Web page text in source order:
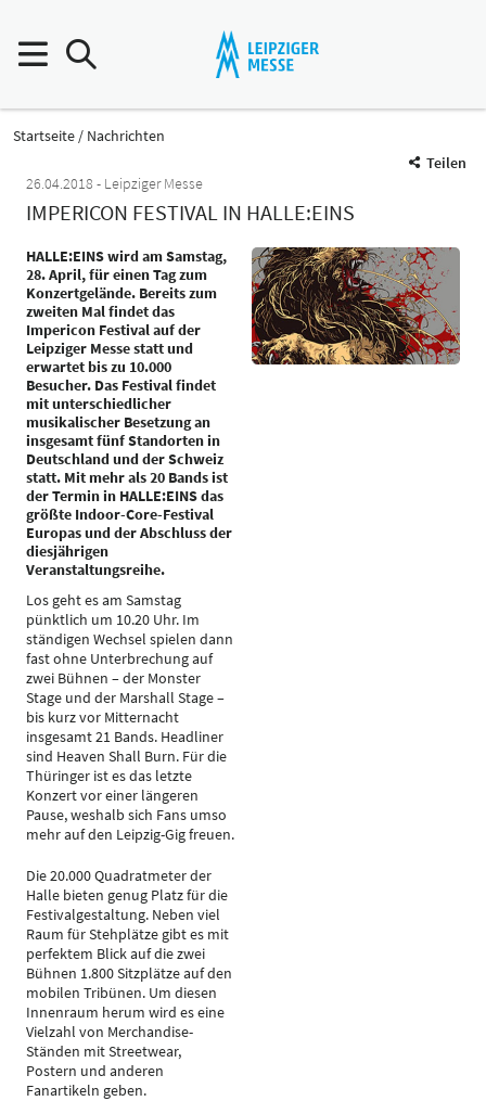
Startseite
Nachrichten
Teilen
26.04.2018
Leipziger Messe
IMPERICON FESTIVAL IN HALLE:EINS
HALLE:EINS wird am Samstag,
28. April, für einen Tag zum
Konzertgelände. Bereits zum
zweiten Mal findet das
Impericon Festival auf der
Leipziger Messe statt und
erwartet bis zu 10.000
Besucher. Das Festival findet
mit unterschiedlicher
musikalischer Besetzung an
insgesamt fünf Standorten in
Deutschland und der Schweiz
statt. Mit mehr als 20 Bands ist
der Termin in HALLE:EINS das
größte Indoor-Core-Festival
Europas und der Abschluss der
diesjährigen
Veranstaltungsreihe.
Los geht es am Samstag
pünktlich um 10.20 Uhr. Im
ständigen Wechsel spielen dann
fast ohne Unterbrechung auf
zwei Bühnen – der Monster
Stage und der Marshall Stage –
bis kurz vor Mitternacht
insgesamt 21 Bands. Headliner
sind Heaven Shall Burn. Für die
Thüringer ist es das letzte
Konzert vor einer längeren
Pause, weshalb sich Fans umso
mehr auf den Leipzig-Gig freuen.
Die 20.000 Quadratmeter der
Halle bieten genug Platz für die
Festivalgestaltung. Neben viel
Raum für Stehplätze gibt es mit
perfektem Blick auf die zwei
Bühnen 1.800 Sitzplätze auf den
mobilen Tribünen. Um diesen
Innenraum herum wird es eine
Vielzahl von Merchandise-
Ständen mit Streetwear,
Postern und anderen
Fanartikeln geben.